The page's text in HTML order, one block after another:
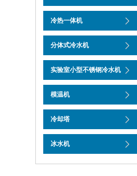
冷热一体机
分体式冷水机
实验室小型不锈钢冷水机
模温机
冷却塔
冰水机